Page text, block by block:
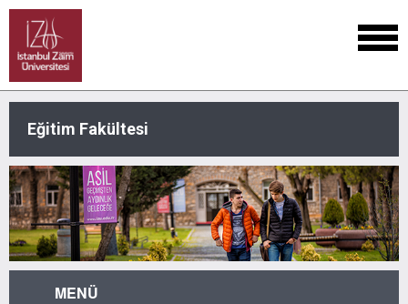
Eğitim Fakültesi
MENÜ